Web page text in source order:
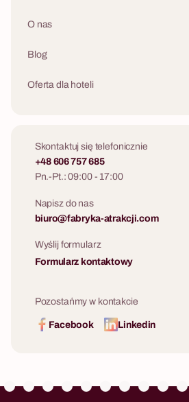
O nas
Blog
Oferta dla hoteli
Skontaktuj się telefonicznie
+48 606 757 685
Pn.-Pt.: 09:00 - 17:00
Napisz do nas
biuro@fabryka-atrakcji.com
Wyślij formularz
Formularz kontaktowy
Pozostańmy w kontakcie
Facebook Linkedin